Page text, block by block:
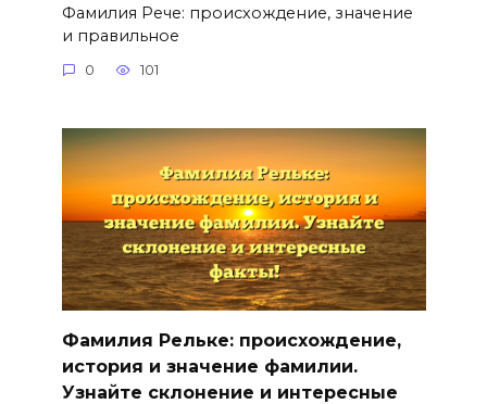
Фамилия Рече: происхождение, значение
и правильное
0 101
Фамилия Рельке: происхождение,
история и значение фамилии.
Узнайте склонение и интересные